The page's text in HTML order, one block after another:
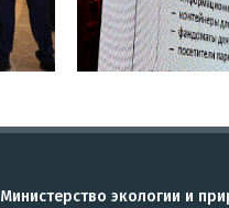
Министерство экологии и